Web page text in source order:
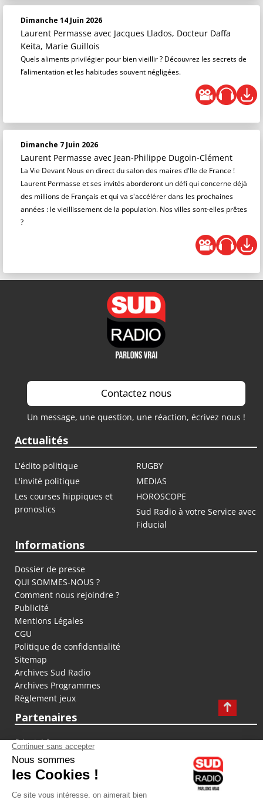
Dimanche 14 Juin 2026
Laurent Permasse avec Jacques Llados, Docteur Daffa
Keita, Marie Guillois
Quels aliments privilégier pour bien vieillir ? Découvrez les secrets de
l’alimentation et les habitudes souvent négligées.
Dimanche 7 Juin 2026
Laurent Permasse avec Jean-Philippe Dugoin-Clément
La Vie Devant Nous en direct du salon des maires d'Ile de France !
Laurent Permasse et ses invités aborderont un défi qui concerne déjà
des millions de Français et qui va s'accélérer dans les prochaines
années : le vieillissement de la population. Nos villes sont-elles prêtes
?
Contactez nous
Un message, une question, une réaction, écrivez nous !
Actualités
L'édito politique
RUGBY
L'invité politique
MEDIAS
Les courses hippiques et
pronostics
HOROSCOPE
Sud Radio à votre Service avec
Fiducial
Informations
Dossier de presse
QUI SOMMES-NOUS ?
Comment nous rejoindre ?
Publicité
Mentions Légales
CGU
Politique de confidentialité
Sitemap
Archives Sud Radio
Archives Programmes
Règlement jeux
Partenaires
fiducial.fr
lyoncapitale.fr
olympique-et-lyonnais.com
L'application Iphone / Android